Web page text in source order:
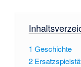
1 Geschichte
2